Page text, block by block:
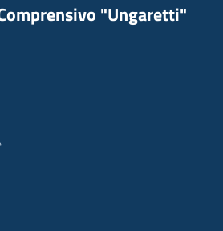
"Ungaretti"